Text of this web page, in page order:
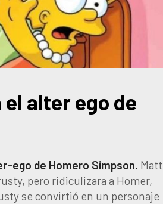
alter ego de
ego de Homero Simpson. Matt
pero ridiculizara a Homer,
se convirtió en un personaje